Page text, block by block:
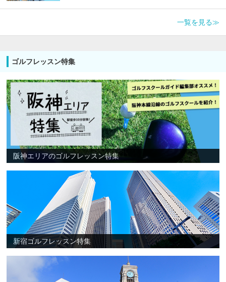
一覧を見る≫
ゴルフレッスン特集
阪神エリアのゴルフレッスン特集
新宿ゴルフレッスン特集